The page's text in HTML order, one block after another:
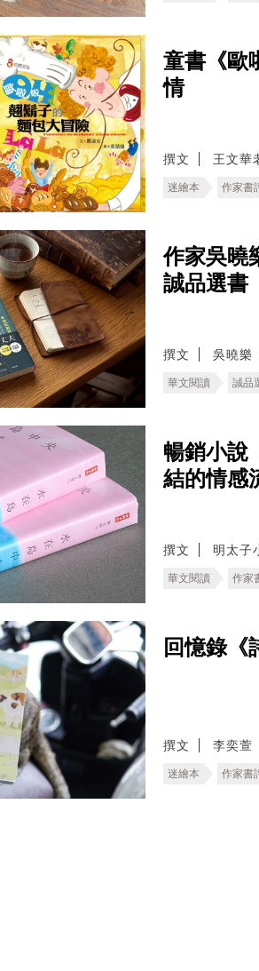
童書《歐
情
撰文 王文華
迷繪本 作家書
作家吳曉
誠品選書
撰文 吳曉樂
華文閱讀 誠品
暢銷小說
結的情感
撰文 明太子
華文閱讀 作家
回憶錄《
撰文 李奕萱
迷繪本 作家書